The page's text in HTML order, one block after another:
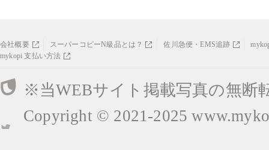
会社概要 スーパーコピーN級品とは？ 佐川急便・EMS追跡
mykopi 支払い方法
※当WEBサイト掲載写真の無断
Copyright © 2021-2025